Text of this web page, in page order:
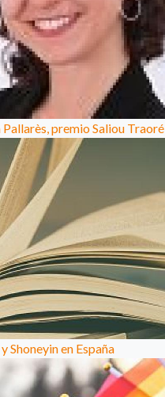
premio Saliou Traoré
Shoneyin en España